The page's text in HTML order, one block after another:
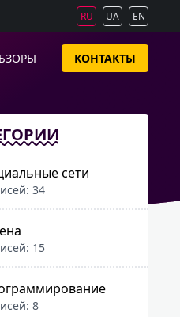
RU UA EN
КОНТАКТЫ
сети
34
15
8